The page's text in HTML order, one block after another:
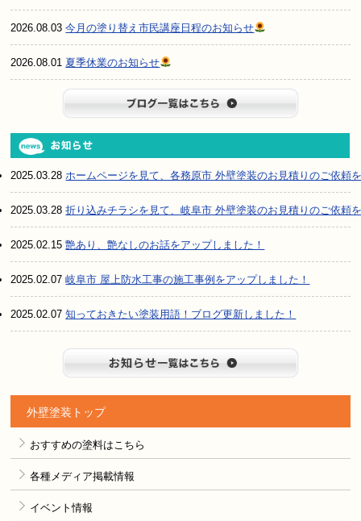
2026.08.03今月の塗り替え市民講座日程のお知らせ
2026.08.01 夏季休業のお知らせ
2025.03.28ホームページを見て、各務原市 外壁塗装のお見積りのご依頼
2025.03.28折り込みチラシを見て、岐阜市 外壁塗装のお見積りのご依頼
2025.02.15艶あり、艶なしのお話をアップしました！
2025.02.07岐阜市 屋上防水工事の施工事例をアップしました！
2025.02.07知っておきたい塗装用語！ブログ更新しました！
外壁塗装トップ
おすすめの塗料はこちら
各種メディア掲載情報
イベント情報